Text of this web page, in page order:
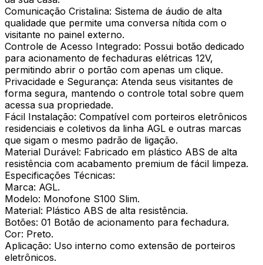
Comunicação Cristalina: Sistema de áudio de alta
qualidade que permite uma conversa nítida com o
visitante no painel externo.
Controle de Acesso Integrado: Possui botão dedicado
para acionamento de fechaduras elétricas 12V,
permitindo abrir o portão com apenas um clique.
Privacidade e Segurança: Atenda seus visitantes de
forma segura, mantendo o controle total sobre quem
acessa sua propriedade.
Fácil Instalação: Compatível com porteiros eletrônicos
residenciais e coletivos da linha AGL e outras marcas
que sigam o mesmo padrão de ligação.
Material Durável: Fabricado em plástico ABS de alta
resistência com acabamento premium de fácil limpeza.
Especificações Técnicas:
Marca: AGL.
Modelo: Monofone S100 Slim.
Material: Plástico ABS de alta resistência.
Botões: 01 Botão de acionamento para fechadura.
Cor: Preto.
Aplicação: Uso interno como extensão de porteiros
eletrônicos.